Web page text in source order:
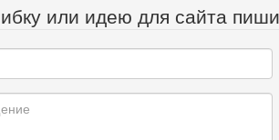
или идею для сайта